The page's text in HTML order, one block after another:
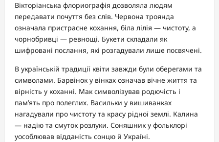
Вікторіанська флориографія дозволяла людям
передавати почуття без слів. Червона троянда
означала пристрасне кохання, біла лілія — чистоту, а
чорнобривці — ревнощі. Букети складали як
шифровані послання, які розгадували лише посвячені.
В українській традиції квіти завжди були оберегами та
символами. Барвінок у вінках означав вічне життя та
вірність у коханні. Мак символізував родючість і
пам’ять про полеглих. Васильки у вишиванках
нагадували про чистоту та красу рідної землі. Калина
— надію та смуток розлуки. Соняшник у фольклорі
уособлював відданість сонцю й Україні.